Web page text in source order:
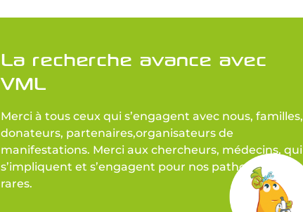
La recherche avance avec
VML
Merci à tous ceux qui s’engagent avec nous, familles,
donateurs, partenaires,organisateurs de
manifestations. Merci aux chercheurs, médecins, qui
s’impliquent et s’engagent pour nos pathologies
rares.